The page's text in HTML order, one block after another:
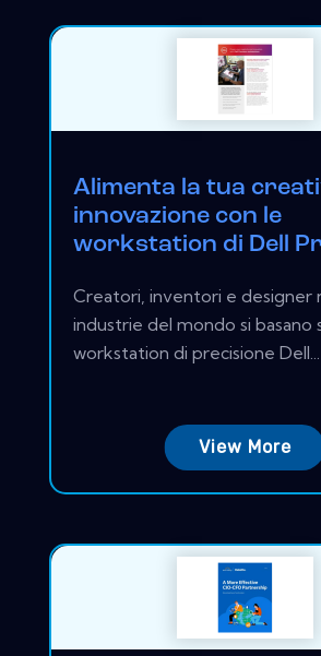
Alimenta la tua
innovazione con le
workstation di Dell
Creatori, inventori e designer
industrie del mondo si basano
workstation di precisione Dell...
View More